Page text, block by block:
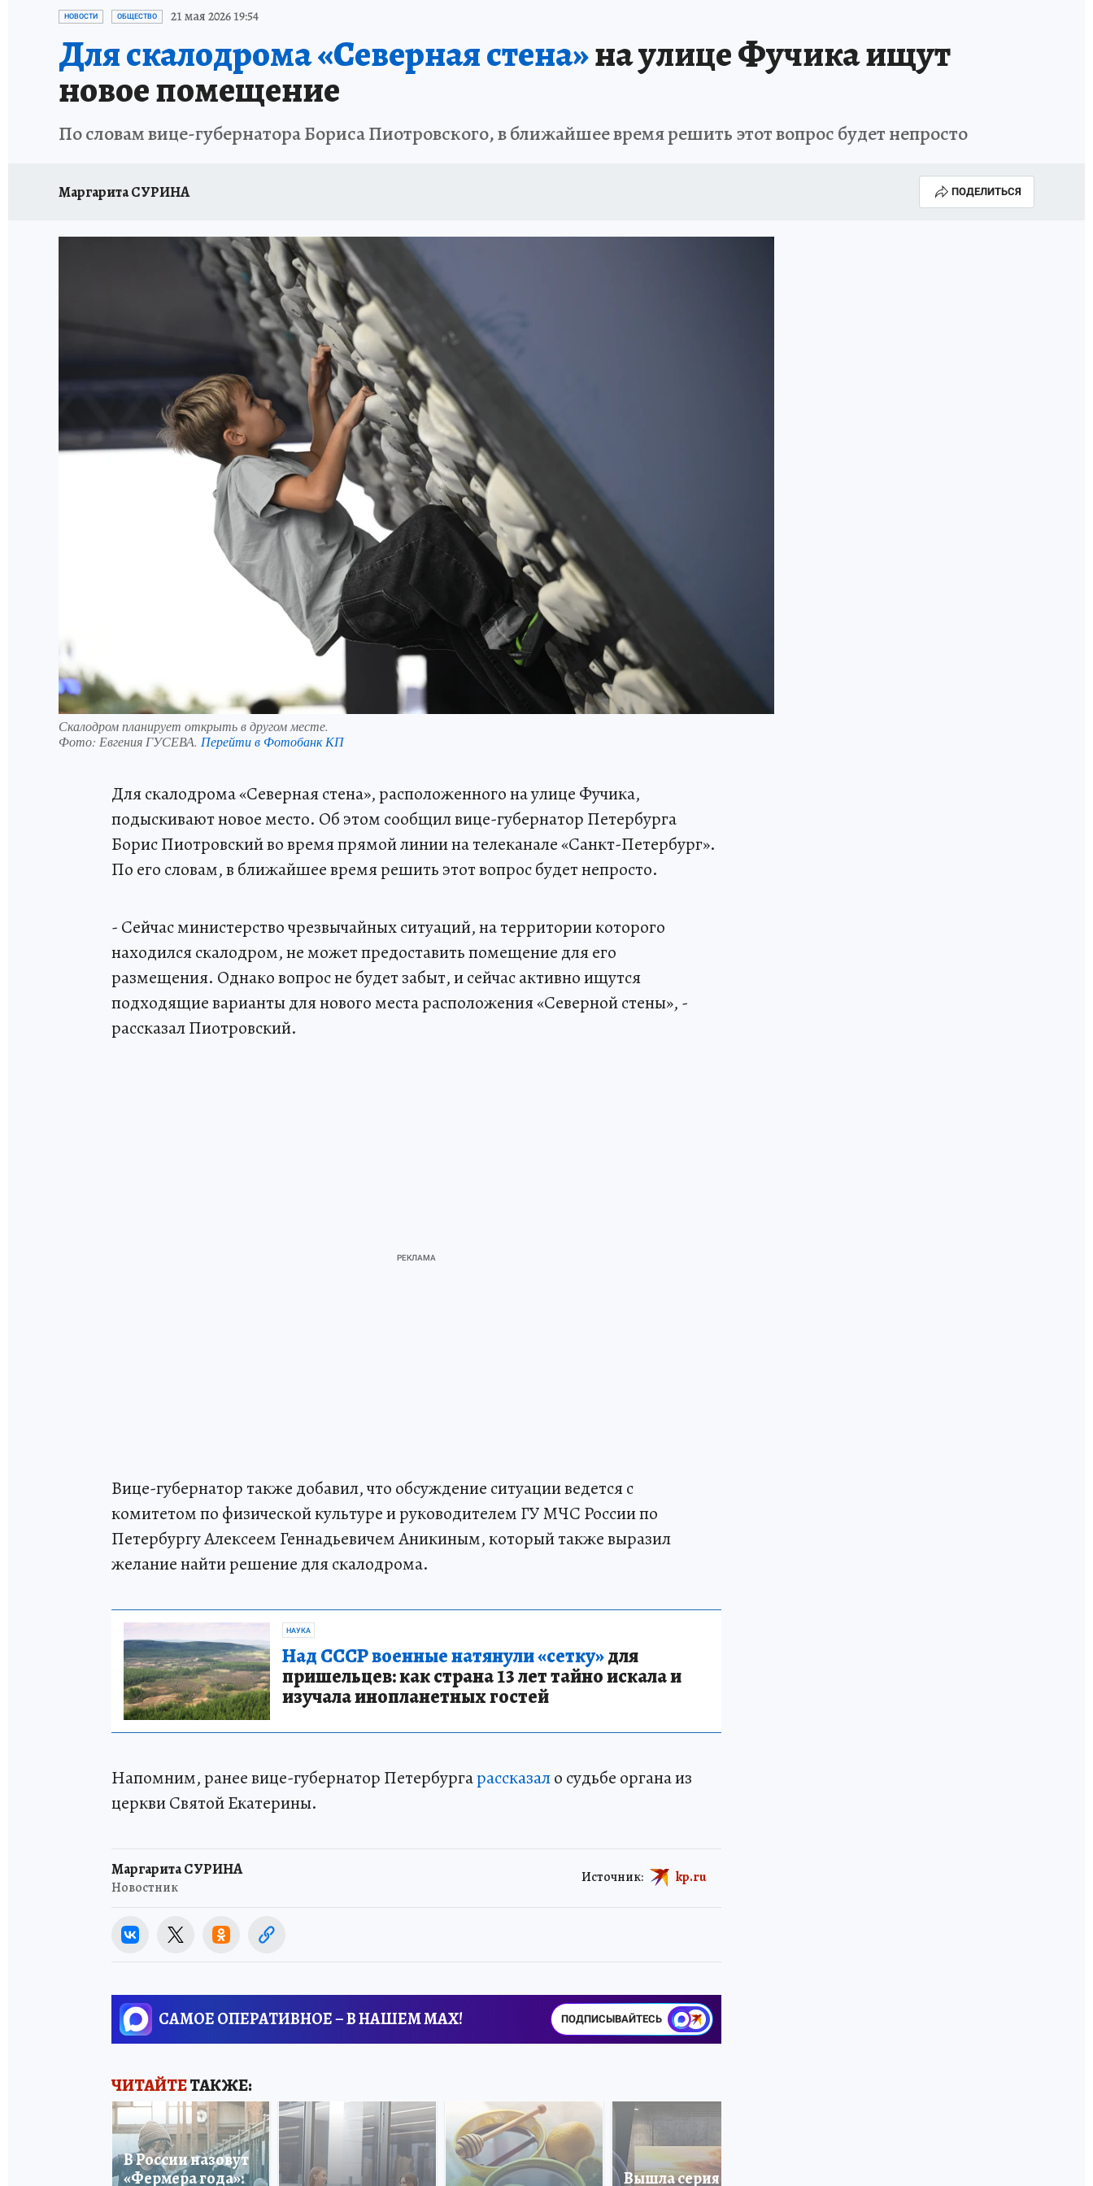
ПЕТЕРБУРГСКАЯ СТРОЙКА
НОВОСТИ ОБЩЕСТВО 21 мая 2026 19:54
Для скалодрома «Северная стена»на улице Фучика ищут
новое помещение
По словам вице-губернатора Бориса Пиотровского, в ближайшее время решить этот вопрос будет непросто
Маргарита СУРИНА ПОДЕЛИТЬСЯ
Скалодром планирует открыть в другом месте.
Фото: Евгения ГУСЕВА. Перейти в Фотобанк КП
Для скалодрома «Северная стена», расположенного на улице Фучика,
подыскивают новое место. Об этом сообщил вице-губернатор Петербурга
Борис Пиотровский во время прямой линии на телеканале «Санкт-Петербург».
По его словам, в ближайшее время решить этот вопрос будет непросто.
- Сейчас министерство чрезвычайных ситуаций, на территории которого
находился скалодром, не может предоставить помещение для его
размещения. Однако вопрос не будет забыт, и сейчас активно ищутся
подходящие варианты для нового места расположения «Северной стены», -
рассказал Пиотровский.
Вице-губернатор также добавил, что обсуждение ситуации ведется с
комитетом по физической культуре и руководителем ГУ МЧС России по
Петербургу Алексеем Геннадьевичем Аникиным, который также выразил
желание найти решение для скалодрома.
НАУКА
Над СССР военные натянули «сетку»для
пришельцев: как страна 13 лет тайно искала и
изучала инопланетных гостей
Напомним, ранее вице-губернатор Петербургарассказало судьбе органа из
церкви Святой Екатерины.
Маргарита СУРИНА
Новостник
Источник: kp.ru
САМОЕ ОПЕРАТИВНОЕ – В НАШЕМ MAX! ПОДПИСЫВАЙТЕСЬ
ЧИТАЙТЕТАКЖЕ:
В России назовут
«Фермера года»:
Вышла серия